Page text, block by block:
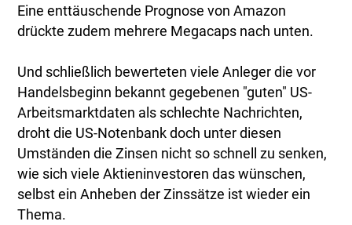
Eine enttäuschende Prognose von Amazon
drückte zudem mehrere Megacaps nach unten.
Und schließlich bewerteten viele Anleger die vor
Handelsbeginn bekannt gegebenen "guten" US-
Arbeitsmarktdaten als schlechte Nachrichten,
droht die US-Notenbank doch unter diesen
Umständen die Zinsen nicht so schnell zu senken,
wie sich viele Aktieninvestoren das wünschen,
selbst ein Anheben der Zinssätze ist wieder ein
Thema.